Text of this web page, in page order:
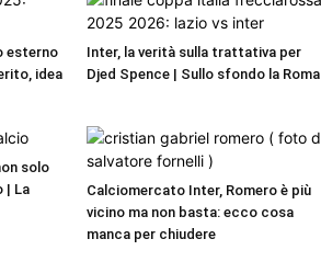
esterno
idea
Inter, la verità sulla trattativa per
Djed Spence | Sullo sfondo la Roma
solo
| La
Calciomercato Inter, Romero è più
vicino ma non basta: ecco cosa
manca per chiudere